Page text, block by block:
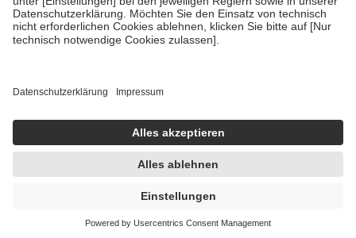
mit Ausnahme der Fahrkosten
• Untersuchungen zur Vorsorge und Früherkennung, die von der
GKV getragen werden
Einholung von Bewertungen. Trusted Shops hat Maßnahmen
getroffen, um sicherzustellen, dass es sich um echte Bewertungen
handelt. Mehr Informationen findest du hier:
https://help.etrusted.com/hc/de/articles/4419944605341